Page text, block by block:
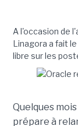
A l'occasion de
Linagora a fait
libre sur les
Quelques
prépare à